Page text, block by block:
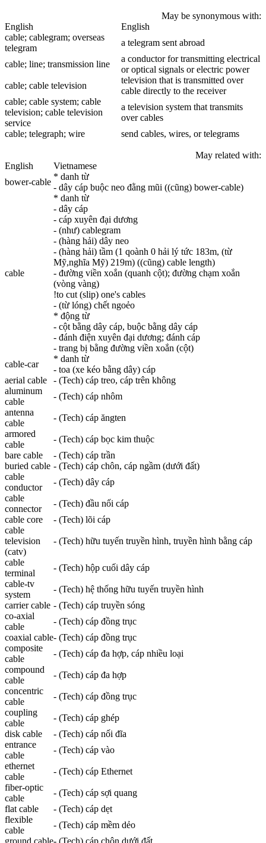
May be synonymous with:
English
English
cable; cablegram; overseas
telegram
a telegram sent abroad
cable; line; transmission line
a conductor for transmitting electrical
or optical signals or electric power
cable; cable television
television that is transmitted over
cable directly to the receiver
cable; cable system; cable
television; cable television
service
a television system that transmits
over cables
cable; telegraph; wire send cables, wires, or telegrams
May related with:
English
Vietnamese
bower-cable
* danh từ
- dây cáp buộc neo đằng mũi ((cũng) bower-cable)
cable
* danh từ
- dây cáp
- cáp xuyên đại dương
- (như) cablegram
- (hàng hải) dây neo
- (hàng hải) tầm (1 qoành 0 hải lý tức 183m, (từ
Mỹ,nghĩa Mỹ) 219m) ((cũng) cable length)
- đường viền xoắn (quanh cột); đường chạm xoắn
(vòng vàng)
!to cut (slip) one's cables
- (từ lóng) chết ngoẻo
* động từ
- cột bằng dây cáp, buộc bằng dây cáp
- đánh điện xuyên đại dương; đánh cáp
- trang bị bằng đường viền xoắn (cột)
cable-car
* danh từ
- toa (xe kéo bằng dây) cáp
aerial cable
- (Tech) cáp treo, cáp trên không
aluminum
cable
- (Tech) cáp nhôm
antenna
cable
- (Tech) cáp ăngten
armored
cable
- (Tech) cáp bọc kim thuộc
bare cable
- (Tech) cáp trần
buried cable - (Tech) cáp chôn, cáp ngầm (dưới đất)
cable
conductor
- (Tech) dây cáp
cable
connector
- (Tech) đầu nối cáp
cable core
- (Tech) lõi cáp
cable
television
(catv)
- (Tech) hữu tuyến truyền hình, truyền hình bằng cáp
cable
terminal
- (Tech) hộp cuối dây cáp
cable-tv
system
- (Tech) hệ thống hữu tuyến truyền hình
carriercable - (Tech) cáp truyền sóng
co-axial
cable
- (Tech) cáp đồng trục
coaxial cable- (Tech) cáp đồng trục
composite
cable
- (Tech) cáp đa hợp, cáp nhiều loại
compound
cable
- (Tech) cáp đa hợp
concentric
cable
- (Tech) cáp đồng trục
coupling
cable
- (Tech) cáp ghép
disk cable
- (Tech) cáp nối đĩa
entrance
cable
- (Tech) cáp vào
ethernet
cable
- (Tech) cáp Ethernet
fiber-optic
cable
- (Tech) cáp sợi quang
flat cable
- (Tech) cáp dẹt
flexible
cable
- (Tech) cáp mềm dẻo
ground cable- (Tech) cáp chôn dưới đất